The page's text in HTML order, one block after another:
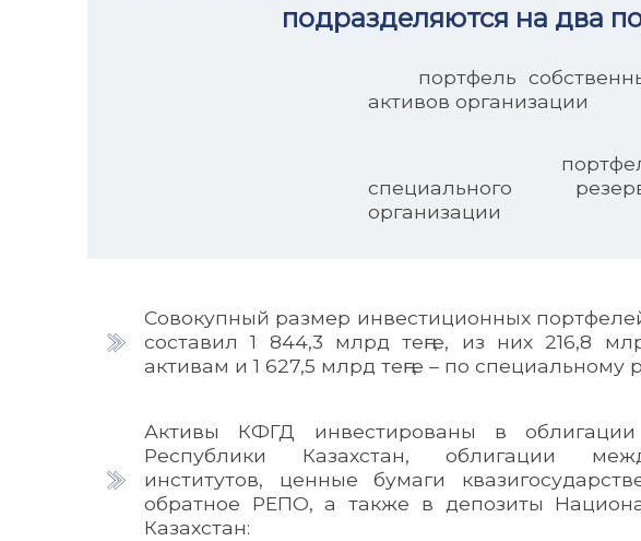
подразделяются на два
портфель
активов организации
специального
организации
Совокупный размер инвестиционных
составил 1 844,3 млрд теңге, из них 216,8
активам и 1 627,5 млрд теңге – по специальному
Активы КФГД инвестированы в
Республики Казахстан, облигации
институтов, ценные бумаги
обратное РЕПО, а также в депозиты
Казахстан: